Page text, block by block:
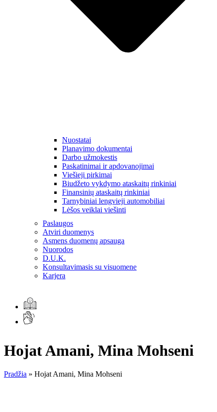
Nuostatai
Planavimo dokumentai
Darbo užmokestis
Paskatinimai ir apdovanojimai
Viešieji pirkimai
Biudžeto vykdymo ataskaitų rinkiniai
Finansinių ataskaitų rinkiniai
Tarnybiniai lengvieji automobiliai
Lėšos veiklai viešinti
Paslaugos
Atviri duomenys
Asmens duomenų apsauga
Nuorodos
D.U.K.
Konsultavimasis su visuomene
Karjera
Hojat Amani, Mina Mohseni
Pradžia » Hojat Amani, Mina Mohseni